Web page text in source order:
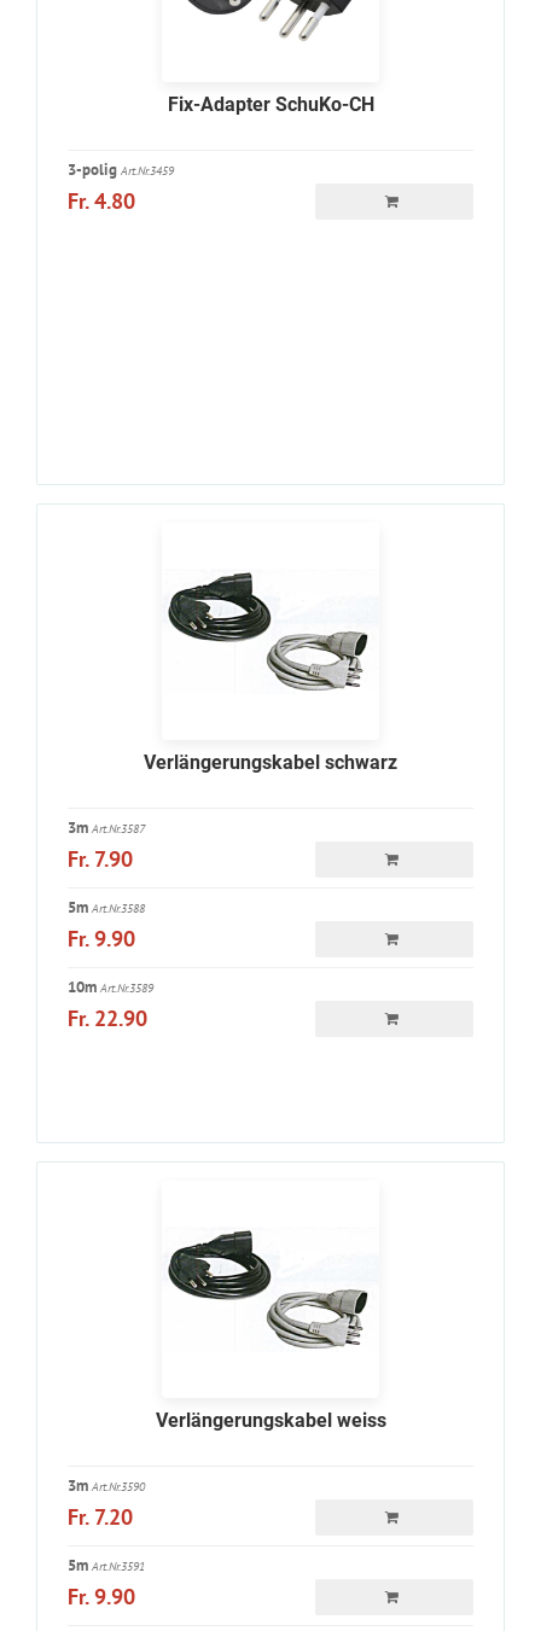
Fix-Adapter SchuKo-CH
3-polig Art.Nr.3459
Fr. 4.80
Verlängerungskabel schwarz
3m Art.Nr.3587
Fr. 7.90
5m Art.Nr.3588
Fr. 9.90
10m Art.Nr.3589
Fr. 22.90
Verlängerungskabel weiss
3m Art.Nr.3590
Fr. 7.20
5m Art.Nr.3591
Fr. 9.90